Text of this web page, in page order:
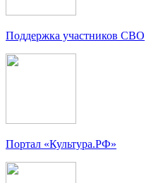
Поддержка участников СВО
Портал «Культура.РФ»